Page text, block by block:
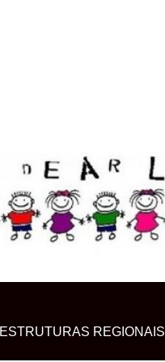
ESTRUTURAS REGIONAIS